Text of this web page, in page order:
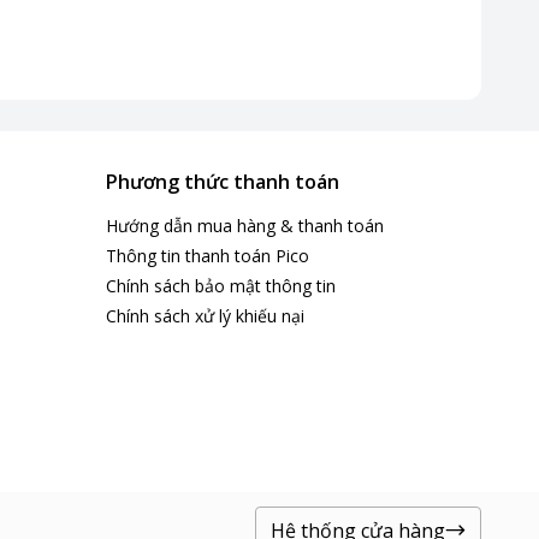
Phương thức thanh toán
Hướng dẫn mua hàng & thanh toán
Thông tin thanh toán Pico
Chính sách bảo mật thông tin
Chính sách xử lý khiếu nại
Hệ thống cửa hàng